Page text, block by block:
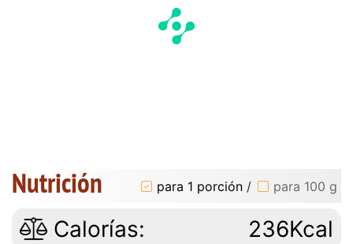
Nutrición para 1 porción / para 100 g
Calorías: 236Kcal